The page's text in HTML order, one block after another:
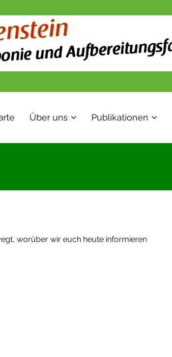
Über uns Publikationen
worüber wir euch heute informieren